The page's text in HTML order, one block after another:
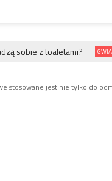
sobie z toaletami? GWIAZDY
stosowane jest nie tylko do